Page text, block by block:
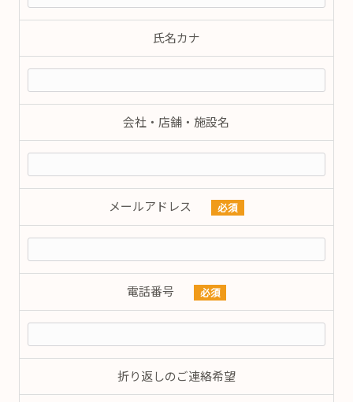
氏名カナ
会社・店舗・施設名
メールアドレス 必須
電話番号 必須
折り返しのご連絡希望